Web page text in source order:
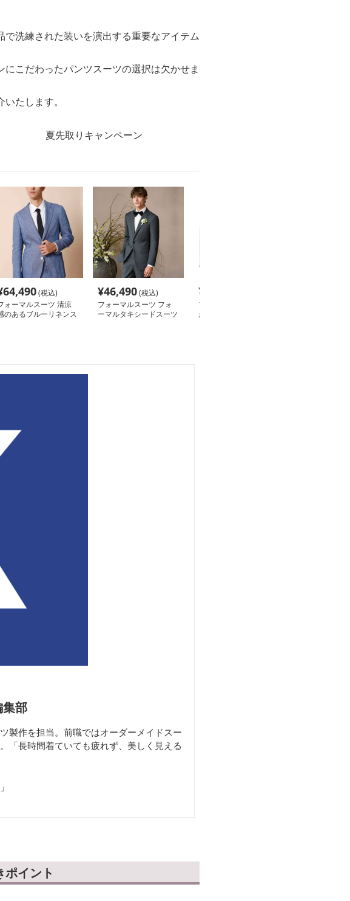
洗練された装いを演出する重要なアイテム
こだわったパンツスーツの選択は欠かせま
たします。
夏先取りキャンペーン
64,490(税込)
ォーマルスーツ 清涼
のあるブルーリネンス
¥46,490(税込)
フォーマルスーツ フォ
ーマルタキシードスーツ
¥
フォーマルスーツ 華や
かな三点セットタキシー
部
製作を担当。前職ではオーダーメイドスー
「長時間着ていても疲れず、美しく見える
」
イント